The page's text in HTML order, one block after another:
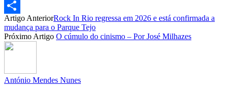
Email
Partilhar
Artigo AnteriorRock In Rio regressa em 2026 e está confirmada a
mudança para o Parque Tejo
Próximo Artigo O cúmulo do cinismo – Por José Milhazes
António Mendes Nunes